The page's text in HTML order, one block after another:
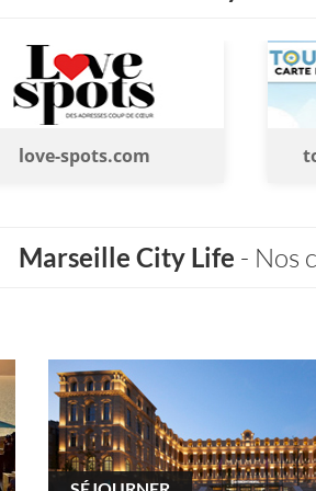
tourisme-marseille.com
Marseille City Life - Nos